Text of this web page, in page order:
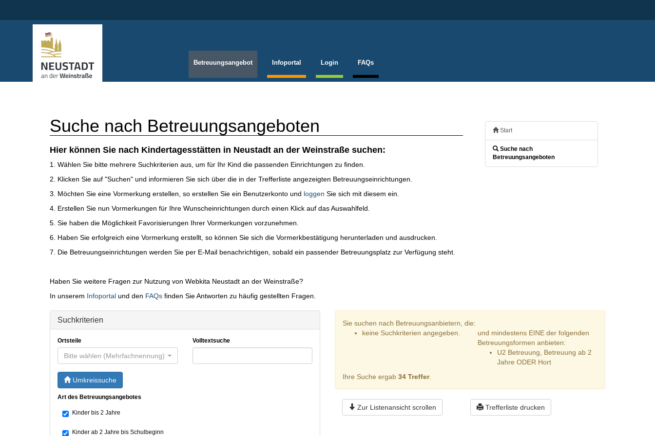
Betreuungsangebot Infoportal Login FAQs
Suche nach Betreuungsangeboten
Hier können Sie nach Kindertagesstätten in Neustadt an der Weinstraße suchen:
1. Wählen Sie bitte mehrere Suchkriterien aus, um für Ihr Kind die passenden Einrichtungen zu finden.
2. Klicken Sie auf "Suchen" und informieren Sie sich über die in der Trefferliste angezeigten Betreuungseinrichtungen.
3. Möchten Sie eine Vormerkung erstellen, so erstellen Sie ein Benutzerkonto und loggen Sie sich mit diesem ein.
4. Erstellen Sie nun Vormerkungen für Ihre Wunscheinrichtungen durch einen Klick auf das Auswahlfeld.
5. Sie haben die Möglichkeit Favorisierungen Ihrer Vormerkungen vorzunehmen.
6. Haben Sie erfolgreich eine Vormerkung erstellt, so können Sie sich die Vormerkbestätigung herunterladen und ausdrucken.
7. Die Betreuungseinrichtungen werden Sie per E-Mail benachrichtigen, sobald ein passender Betreuungsplatz zur Verfügung steht.
Haben Sie weitere Fragen zur Nutzung von Webkita Neustadt an der Weinstraße?
In unserem Infoportal und den FAQs finden Sie Antworten zu häufig gestellten Fragen.
Start
Suche nach
Betreuungsangeboten
Suchkriterien
Ortsteile
Bitte wählen (Mehrfachnennung)
Volltextsuche
Umkreissuche
Art des Betreuungsangebotes
Kinder bis 2 Jahre
Kinder ab 2 Jahre bis Schulbeginn
Sie suchen nach Betreuungsanbietern, die:
keine Suchkriterien angegeben.
und mindestens EINE der folgenden
Betreuungsformen anbieten:
U2 Betreuung, Betreuung ab 2
Jahre ODER Hort
Ihre Suche ergab 34 Treffer.
Zur Listenansicht scrollen Trefferliste drucken